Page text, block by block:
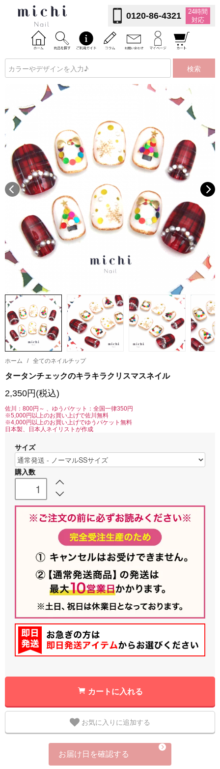
0120-86-4321
24時間
対応
検索
ホーム / 全てのネイルチップ
タータンチェックのキラキラクリスマスネイル
2,350円(税込)
佐川：800円～ 、ゆうパケット：全国一律350円
※5,000円以上のお買い上げで佐川無料
※4,000円以上のお買い上げでゆうパケット無料
日本製、日本人ネイリストが作成
サイズ
購入数
カートに入れる
お気に入りに追加する
お届け日を確認する